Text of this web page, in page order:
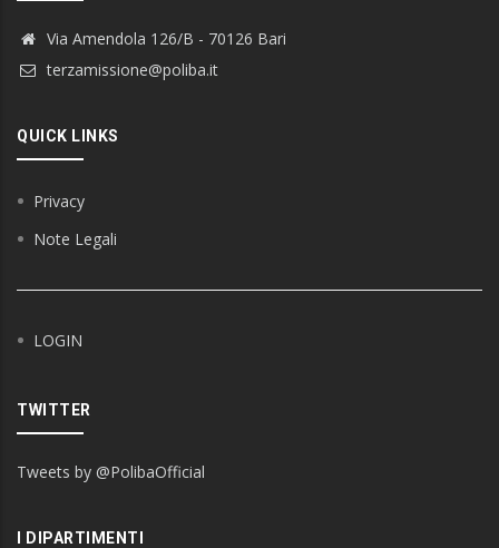
Via Amendola 126/B - 70126 Bari
terzamissione@poliba.it
QUICK LINKS
Privacy
Note Legali
LOGIN
TWITTER
Tweets by @PolibaOfficial
I DIPARTIMENTI